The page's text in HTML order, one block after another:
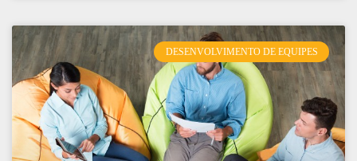
DESENVOLVIMENTO DE EQUIPES